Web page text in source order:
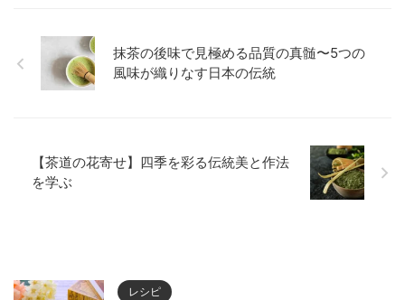
抹茶の後味で見極める品質の真髄〜5つの
風味が織りなす日本の伝統
【茶道の花寄せ】四季を彩る伝統美と作法
を学ぶ
レシピ